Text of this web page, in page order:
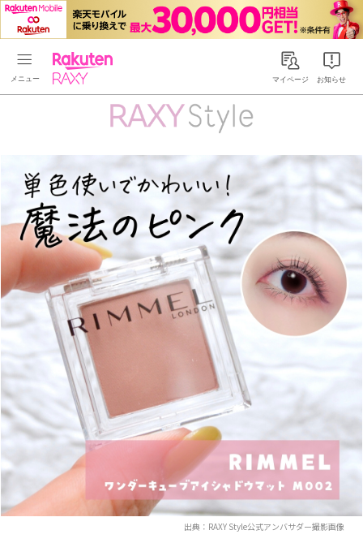
Rakuten RAXYマイページ お知らせ
出典：RAXY Style公式アンバサダー撮影画像